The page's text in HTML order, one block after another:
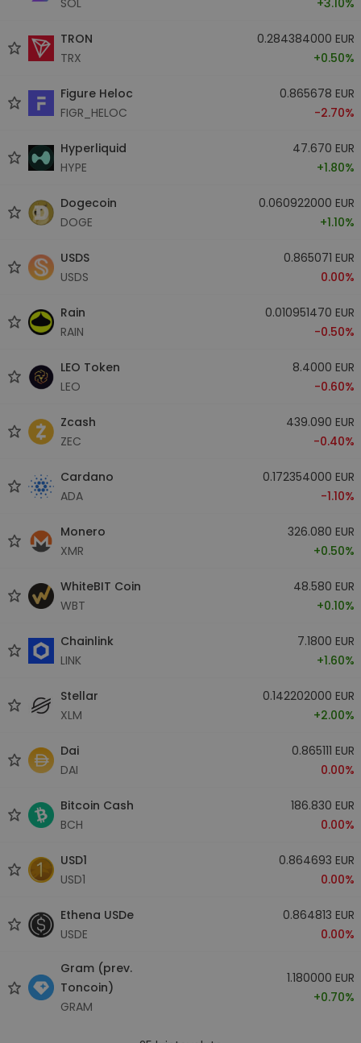
TRON
TRX
0.284384000 EUR
+0.50%
Figure Heloc
FIGR_HELOC
0.865678 EUR
-2.70%
Hyperliquid
HYPE
47.670 EUR
+1.80%
Dogecoin
DOGE
0.060922000 EUR
+1.10%
USDS
USDS
0.865071 EUR
0.00%
Rain
RAIN
0.010951470 EUR
-0.50%
LEO Token
LEO
8.4000 EUR
-0.60%
Zcash
ZEC
439.090 EUR
-0.40%
Cardano
ADA
0.172354000 EUR
-1.10%
Monero
XMR
326.080 EUR
+0.50%
WhiteBIT Coin
WBT
48.580 EUR
+0.10%
Chainlink
LINK
7.1800 EUR
+1.60%
Stellar
XLM
0.142202000 EUR
+2.00%
Dai
DAI
0.865111 EUR
0.00%
Bitcoin Cash
BCH
186.830 EUR
0.00%
USD1
USD1
0.864693 EUR
0.00%
Ethena USDe
USDE
0.864813 EUR
0.00%
Gram (prev.
Toncoin)
GRAM
1.180000 EUR
+0.70%